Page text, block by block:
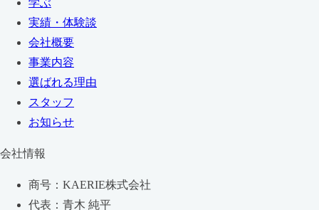
学ぶ
実績・体験談
会社概要
事業内容
選ばれる理由
スタッフ
お知らせ
会社情報
商号：KAERIE株式会社
代表：青木 純平